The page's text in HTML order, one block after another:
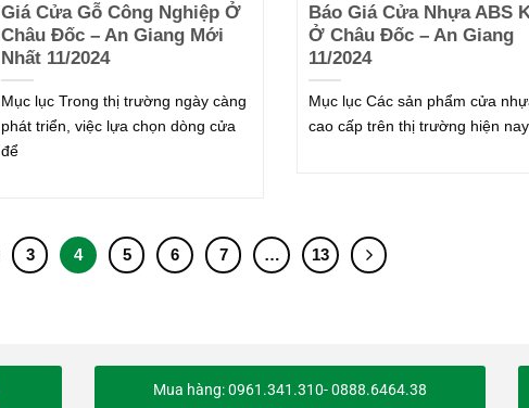
Giá Cửa Gỗ Công Nghiệp Ở
Châu Đốc – An Giang Mới
Nhất 11/2024
Mục lục Trong thị trường ngày càng
phát triển, việc lựa chọn dòng cửa
để
Báo Giá Cửa Nhựa ABS
Ở Châu Đốc – An Giang
11/2024
Mục lục Các sản phẩm cửa
cao cấp trên thị trường hiện
3 4 5 6 7 … 13
Mua hàng: 0961.341.310- 0888.6464.38